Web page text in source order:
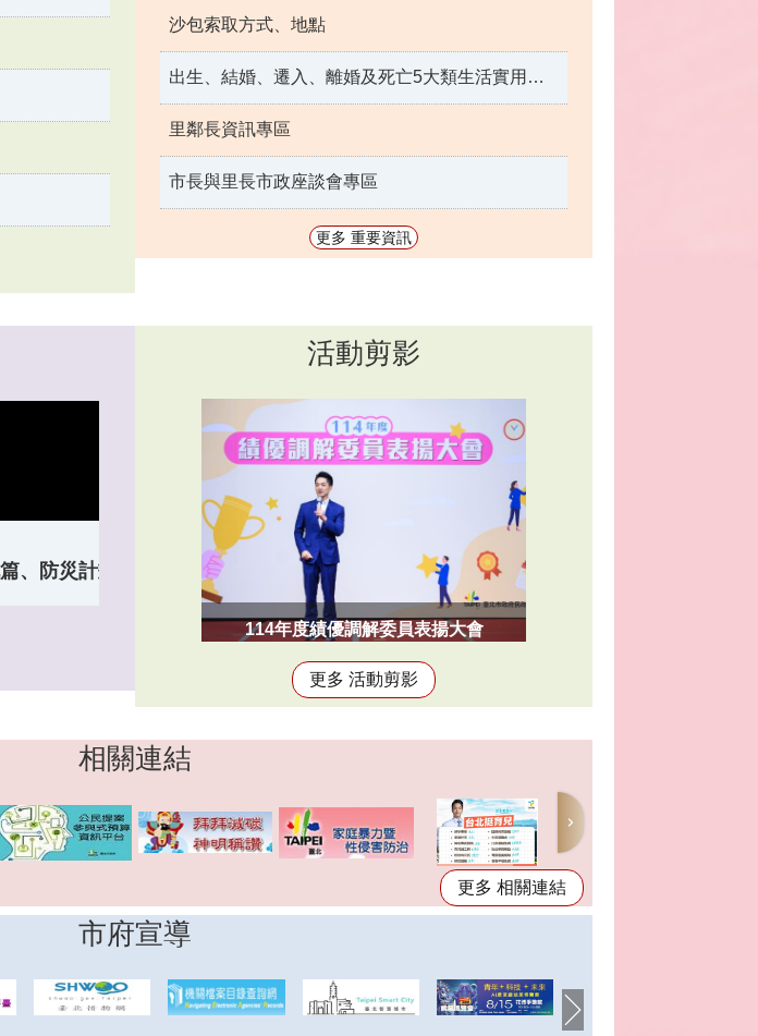
沙包索取方式、地點
出生、結婚、遷入、離婚及死亡5大類生活實用手冊
里鄰長資訊專區
市長與里長市政座談會專區
更多 重要資訊
、防災計畫篇、防災課程
活動剪影
114年度績優調解委員表揚大會
更多 活動剪影
相關連結
更多 相關連結
市府宣導